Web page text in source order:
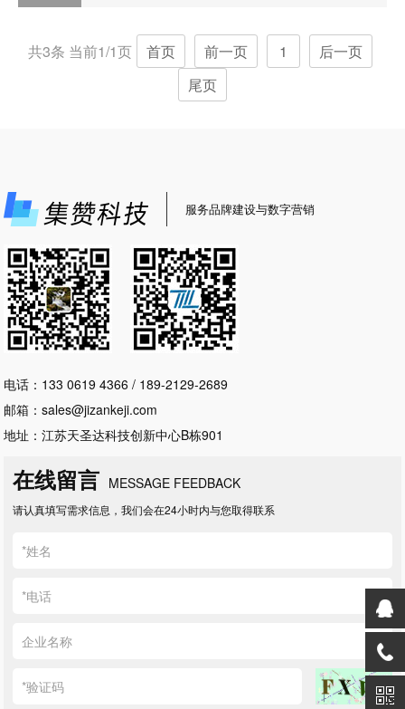
共3条 当前1/1页 首页 前一页 1
后一页
尾页
服务品牌建设与数字营销
电话：133 0619 4366 / 189-2129-2689
邮箱：sales@jizankeji.com
地址：江苏天圣达科技创新中心B栋901
在线留言 MESSAGE FEEDBACK
请认真填写需求信息，我们会在24小时内与您取得联系